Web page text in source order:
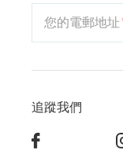
您的電郵地址
追蹤我們